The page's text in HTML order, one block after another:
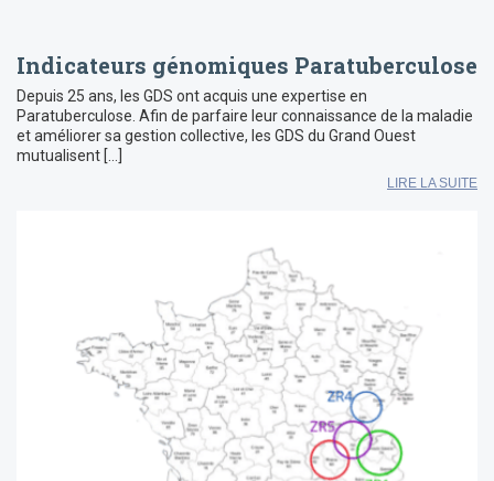
Indicateurs génomiques Paratuberculose
Depuis 25 ans, les GDS ont acquis une expertise en
Paratuberculose. Afin de parfaire leur connaissance de la maladie
et améliorer sa gestion collective, les GDS du Grand Ouest
mutualisent […]
LIRE LA SUITE